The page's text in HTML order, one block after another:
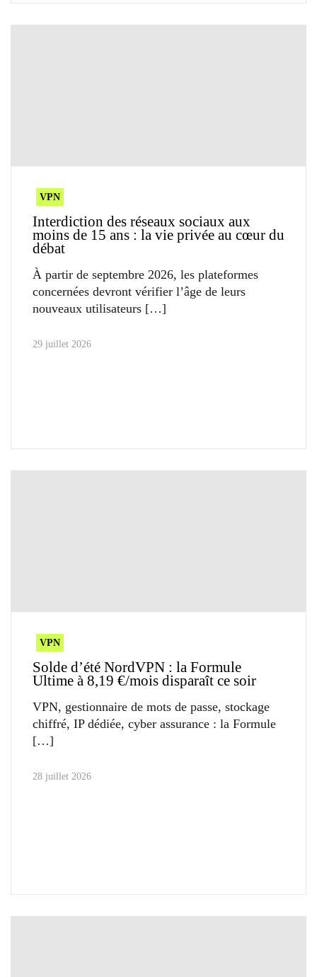
VPN
Interdiction des réseaux sociaux aux
moins de 15 ans : la vie privée au cœur du
débat
À partir de septembre 2026, les plateformes
concernées devront vérifier l’âge de leurs
nouveaux utilisateurs
29 juillet 2026
VPN
Solde d’été NordVPN : la Formule
Ultime à 8,19 €/mois disparaît ce soir
VPN, gestionnaire de mots de passe, stockage
chiffré, IP dédiée, cyber assurance : la Formule
28 juillet 2026